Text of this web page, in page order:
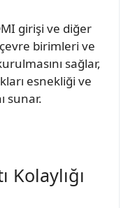
girişi ve diğer
birimleri ve
sağlar,
esnekliği ve
sunar.
Kolaylığı